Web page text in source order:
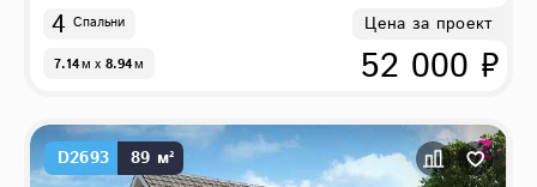
4 Спальни
7.14м x 8.94м
Цена за проект
52 000 ₽
D2693 89 м²